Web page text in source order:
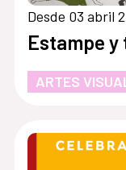
Desde 03 abril
Estampe y
ARTES